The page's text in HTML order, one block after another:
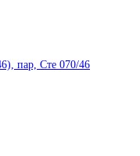
пар, Сте 070/46